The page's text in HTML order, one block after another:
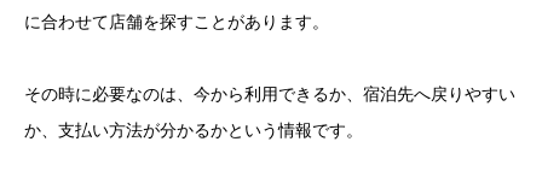
に合わせて店舗を探すことがあります。
その時に必要なのは、今から利用できるか、宿泊先へ戻りやすい
か、支払い方法が分かるかという情報です。